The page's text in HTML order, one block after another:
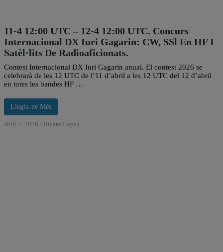
11-4 12:00 UTC – 12-4 12:00 UTC. Concurs
Internacional DX Iuri Gagarin: CW, SSl En HF I
Satèl·lits De Radioaficionats.
Contest Internacional DX Iuri Gagarin anual. El contest 2026 se
celebrarà de les 12 UTC de l’11 d’abril a les 12 UTC del 12 d’abril
en totes les bandes HF …
Llegiu-ne Més
abril 2, 2026 / Ricard Lopez